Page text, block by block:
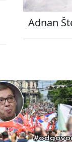
Adnan